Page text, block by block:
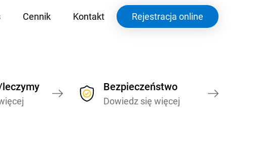
Cennik Kontakt Rejestracja online
Bezpieczeństwo
Dowiedz się więcej